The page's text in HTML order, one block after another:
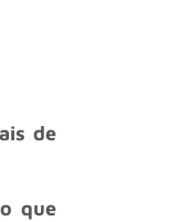
de
o que